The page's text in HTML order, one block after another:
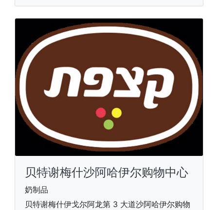
贝特谢梅什沙阿哈伊尔购物中心
奶制品
贝特谢梅什伊戈尔阿龙第 3 大道沙阿哈伊尔购物